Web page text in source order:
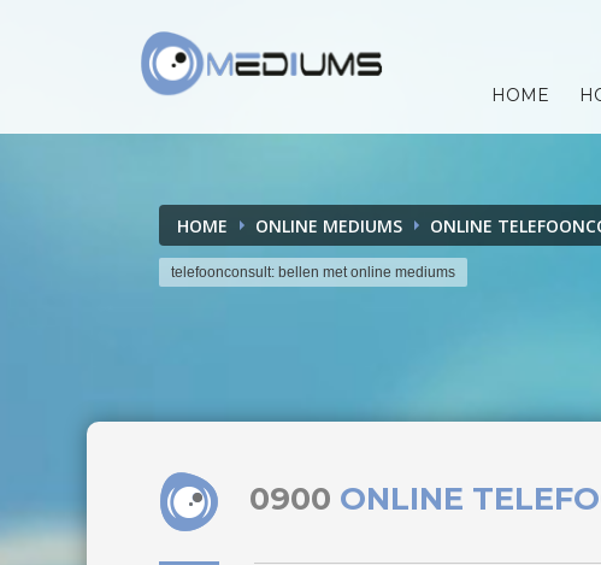
HOME
HOME ONLINE MEDIUMS ONLINE
telefoonconsult: bellen met online mediums
0900 ONLINE